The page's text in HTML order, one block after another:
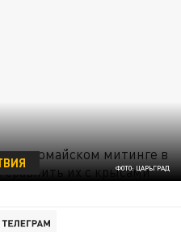
ФОТО: ЦАРЬГРАД